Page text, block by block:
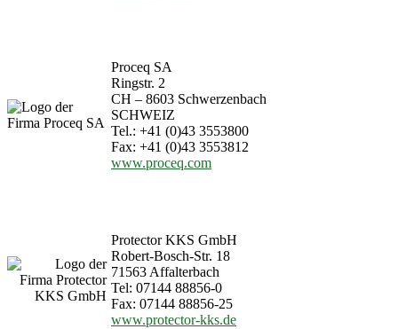
Proceq SA
Ringstr. 2
CH – 8603 Schwerzenbach
SCHWEIZ
Tel.: +41 (0)43 3553800
Fax: +41 (0)43 3553812
www.proceq.com
Protector KKS GmbH
Robert-Bosch-Str. 18
71563 Affalterbach
Tel: 07144 88856-0
Fax: 07144 88856-25
www.protector-kks.de